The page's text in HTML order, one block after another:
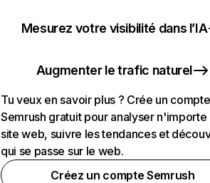
Mesurez votre visibilité dans l’IA
Augmenter le trafic naturel
Tu veux en savoir plus ? Crée un compte
Semrush gratuit pour analyser n'importe
site web, suivre les tendances et
qui se passe sur le web.
Créez un compte Semrush